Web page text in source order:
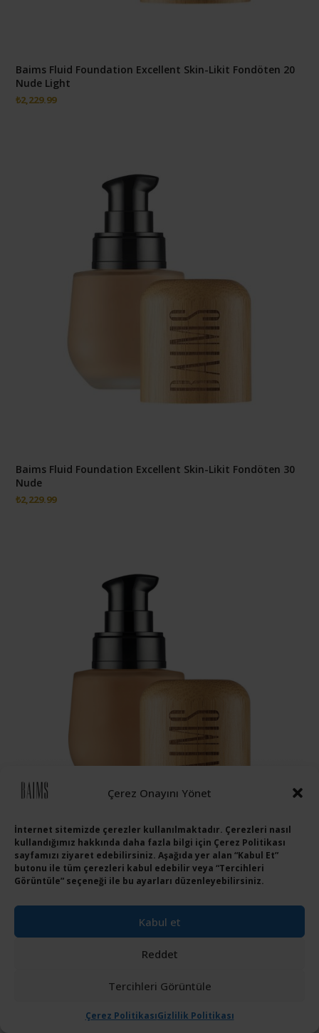
Çerez Onayını Yönet
İnternet sitemizde çerezler kullanılmaktadır. Çerezleri nasıl
kullandığımız hakkında daha fazla bilgi için Çerez Politikası
sayfamızı ziyaret edebilirsiniz. Aşağıda yer alan “Kabul Et”
butonu ile tüm çerezleri kabul edebilir veya “Tercihleri
Görüntüle” seçeneği ile bu ayarları düzenleyebilirsiniz.
Kabul et
Reddet
Tercihleri Görüntüle
Çerez PolitikasıGizlilik Politikası
Baims Fluid Foundation Excellent Skin-Likit Fondöten 20
Nude Light
₺2,229.99
Baims Fluid Foundation Excellent Skin-Likit Fondöten 30
Nude
₺2,229.99
Baims Fluid Foundation Excellent Skin-Likit Fondöten 40
Almond